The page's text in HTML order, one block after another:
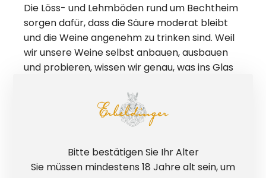
Die Löss- und Lehmböden rund um Bechtheim
sorgen dafür, dass die Säure moderat bleibt
und die Weine angenehm zu trinken sind. Weil
wir unsere Weine selbst anbauen, ausbauen
und probieren, wissen wir genau, was ins Glas
soll: klar, ausgewogen und einfach lecker.
Unsere Weine entstehen nicht anonym,
Freude am eigenen Produkt. Wer sicher gehen
will, greift zu Erbeldinger.
Bitte bestätigen Sie Ihr Alter
Sie müssen mindestens 18 Jahre alt sein, um